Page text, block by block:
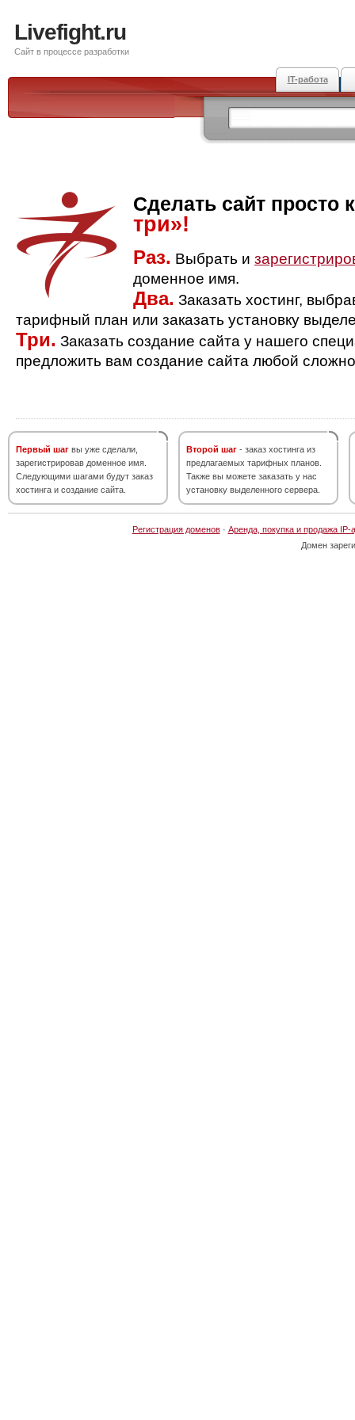
Livefight.ru
Сайт в процессе разработки
IT-работа
Сделать сайт просто
три»!
Раз. Выбрать и
доменное имя.
Два. Заказать хостинг,
тарифный план или заказать установку
Три. Заказать создание сайта у нашего
предложить вам создание сайта любой
Первый шаг вы уже сделали,
зарегистрировав доменное имя.
Следующими шагами будут заказ
хостинга и создание сайта.
Второй шаг - заказ хостинга из
предлагаемых тарифных планов.
Также вы можете заказать у нас
установку выделенного сервера.
Регистрация доменов· Аренда, покупка и продажа IP-
Домен